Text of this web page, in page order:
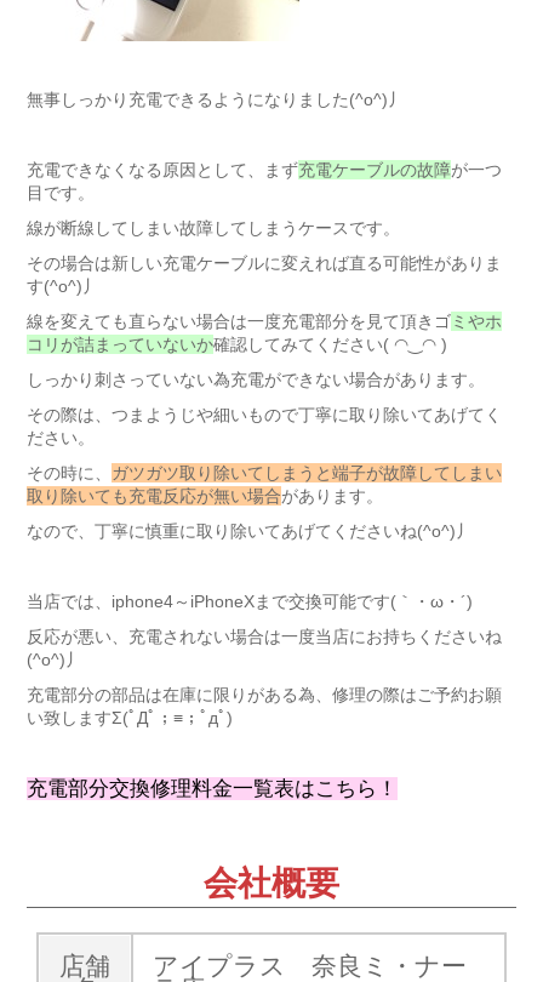
無事しっかり充電できるようになりました(^o^)丿
充電できなくなる原因として、まず充電ケーブルの故障が一つ
目です。
線が断線してしまい故障してしまうケースです。
その場合は新しい充電ケーブルに変えれば直る可能性がありま
す(^o^)丿
線を変えても直らない場合は一度充電部分を見て頂きゴミやホ
コリが詰まっていないか確認してみてください( ◠‿◠ )
しっかり刺さっていない為充電ができない場合があります。
その際は、つまようじや細いもので丁寧に取り除いてあげてく
ださい。
その時に、 ガツガツ取り除いてしまうと端子が故障してしまい
取り除いても充電反応が無い場合があります。
なので、丁寧に慎重に取り除いてあげてくださいね(^o^)丿
当店では、iphone4～iPhoneXまで交換可能です(｀・ω・´)ゞ
反応が悪い、充電されない場合は一度当店にお持ちくださいね
(^o^)丿
充電部分の部品は在庫に限りがある為、修理の際はご予約お願
い致しますΣ(ﾟДﾟ；≡；ﾟдﾟ)
充電部分交換修理料金一覧表はこちら！
会社概要
店舗
アイプラス 奈良ミ・ナー